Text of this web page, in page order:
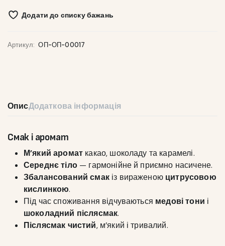
Додати до списку бажань
Артикул: ОП-ОП-00017
ОписДодаткова інформація
Смак і аромат
М’який аромат какао, шоколаду та карамелі.
Середнє тіло— гармонійне й приємно насичене.
Збалансований смакіз вираженою цитрусовою
кислинкою.
Під час споживання відчуваються медові тони і
шоколадний післясмак.
Післясмак чистий, м’який і тривалий.